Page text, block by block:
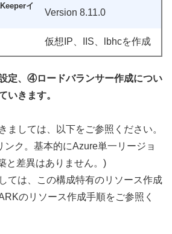
イ
Version 8.11.0
仮想IP、IIS、lbhcを作成
定、④ロードバランサー作成につい
いきます。
しては、以下をご参照ください。
ク。基本的にAzure単一リージョ
と差異はありません。)
ては、この構成特有のリソース作成
のリソース作成手順をご参照く